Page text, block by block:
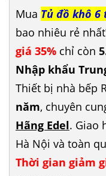
Mua Tủ đồ khô 6
bao nhiêu rẻ
giá 35% chỉ còn
Nhập khẩu
Thiết bị nhà bếp
năm, chuyên
Hãng Edel. Giao
Hà Nội và toàn
Thời gian giảm